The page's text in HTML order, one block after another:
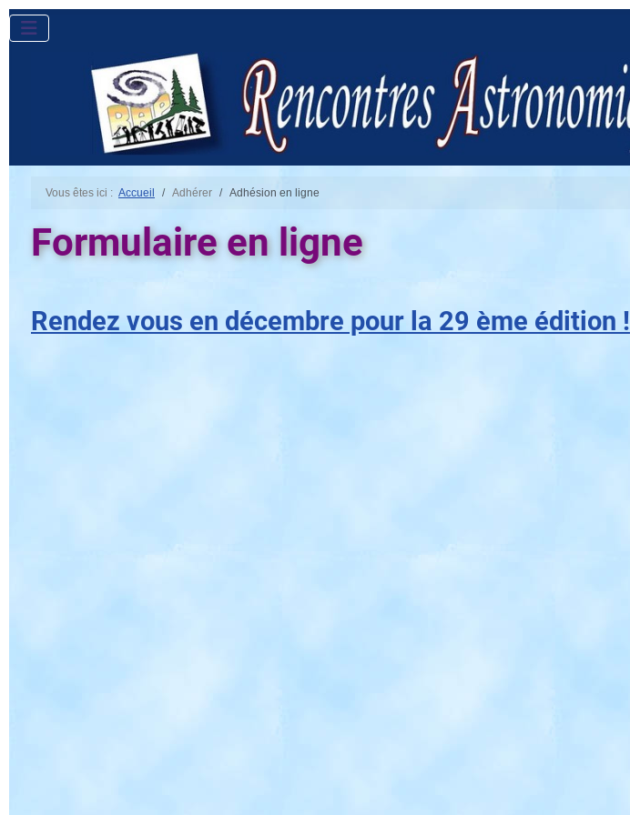
Vous êtes ici : Accueil Adhérer Adhésion en ligne
Formulaire en ligne
Rendez vous en décembre pour la 29 ème édition !